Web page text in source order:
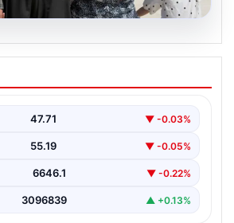
Bebek Başarısı
Ailesi’ne Bakanlıktan
özlemi çeken Adıyamanlı Doğan
47.71 ▼ -0.03%
55.19 ▼ -0.05%
6646.1 ▼ -0.22%
3096839 ▲ +0.13%